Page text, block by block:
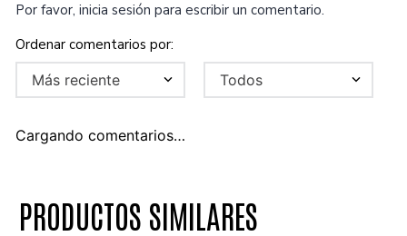
Por favor, inicia sesión para escribir un comentario.
Más reciente Todos
Cargando comentarios…
PRODUCTOS SIMILARES